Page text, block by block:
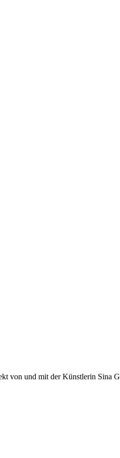
von und mit der Künstlerin Sina